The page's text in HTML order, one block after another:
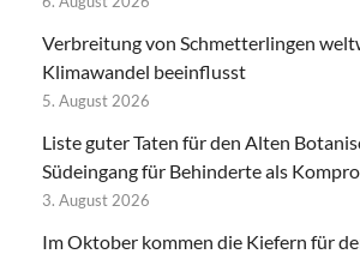
Verbreitung von Schmetterlingen
Klimawandel beeinflusst
5. August 2026
Liste guter Taten für den Alten
Südeingang für Behinderte als
3. August 2026
Im Oktober kommen die Kiefern für